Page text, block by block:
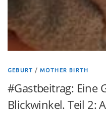
GEBURT / MOTHER BIRTH
#Gastbeitrag: Eine
Blickwinkel. Teil 2: